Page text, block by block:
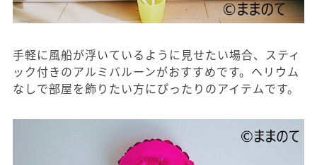
手軽に風船が浮いているように見せたい場合、スティ
ック付きのアルミバルーンがおすすめです。ヘリウム
なしで部屋を飾りたい方にぴったりのアイテムです。